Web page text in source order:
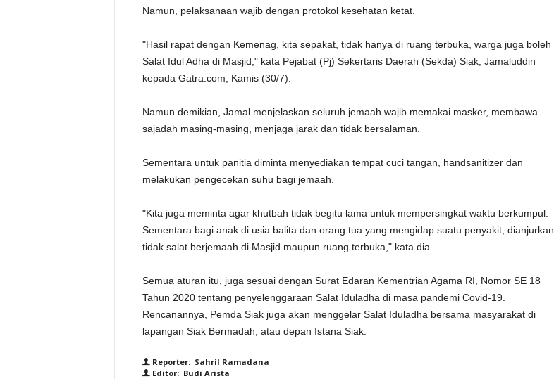
Namun, pelaksanaan wajib dengan protokol kesehatan ketat.
"Hasil rapat dengan Kemenag, kita sepakat, tidak hanya di ruang terbuka, warga juga boleh
Salat Idul Adha di Masjid," kata Pejabat (Pj) Sekertaris Daerah (Sekda) Siak, Jamaluddin
kepada Gatra.com, Kamis (30/7).
Namun demikian, Jamal menjelaskan seluruh jemaah wajib memakai masker, membawa
sajadah masing-masing, menjaga jarak dan tidak bersalaman.
Sementara untuk panitia diminta menyediakan tempat cuci tangan, handsanitizer dan
melakukan pengecekan suhu bagi jemaah.
"Kita juga meminta agar khutbah tidak begitu lama untuk mempersingkat waktu berkumpul.
Sementara bagi anak di usia balita dan orang tua yang mengidap suatu penyakit, dianjurkan
tidak salat berjemaah di Masjid maupun ruang terbuka," kata dia.
Semua aturan itu, juga sesuai dengan Surat Edaran Kementrian Agama RI, Nomor SE 18
Tahun 2020 tentang penyelenggaraan Salat Iduladha di masa pandemi Covid-19.
Rencanannya, Pemda Siak juga akan menggelar Salat Iduladha bersama masyarakat di
lapangan Siak Bermadah, atau depan Istana Siak.
Reporter: Sahril Ramadana
Editor: Budi Arista